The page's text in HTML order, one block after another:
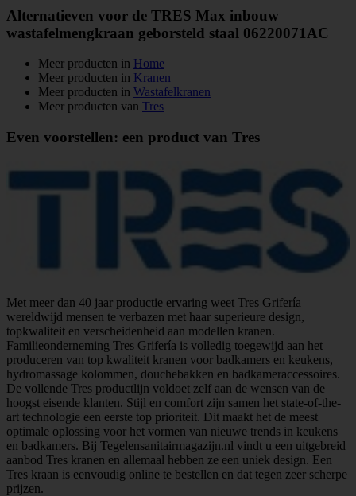
Alternatieven voor de TRES Max inbouw
wastafelmengkraan geborsteld staal 06220071AC
Meer producten in Home
Meer producten in Kranen
Meer producten in Wastafelkranen
Meer producten van Tres
Even voorstellen: een product van Tres
Met meer dan 40 jaar productie ervaring weet Tres Grifería
wereldwijd mensen te verbazen met haar superieure design,
topkwaliteit en verscheidenheid aan modellen kranen.
Familieonderneming Tres Grifería is volledig toegewijd aan het
produceren van top kwaliteit kranen voor badkamers en keukens,
hydromassage kolommen, douchebakken en badkameraccessoires.
De vollende Tres productlijn voldoet zelf aan de wensen van de
hoogst eisende klanten. Stijl en comfort zijn samen het state-of-the-
art technologie een eerste top prioriteit. Dit maakt het de meest
optimale oplossing voor het vormen van nieuwe trends in keukens
en badkamers. Bij Tegelensanitairmagazijn.nl vindt u een uitgebreid
aanbod Tres kranen en allemaal hebben ze een uniek design. Een
Tres kraan is eenvoudig online te bestellen en dat tegen zeer scherpe
prijzen.